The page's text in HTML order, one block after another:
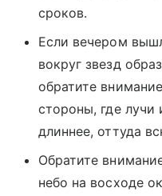
сроков.
Если вечером
вокруг звезд
обратите
стороны, где
длиннее, оттуда
Обратите
небо на восходе